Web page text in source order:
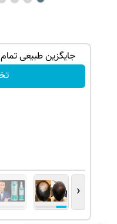
جایگزین طبیعی
‹